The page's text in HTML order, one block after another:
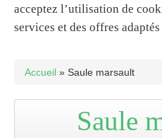
acceptez l’utilisation de
services et des offres
Accueil » Saule marsault
Saule